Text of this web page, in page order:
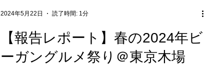
【報告レポート】春の2024年ビ
ーガングルメ祭り＠東京木場
2024年5月22日 読了時間: 1分